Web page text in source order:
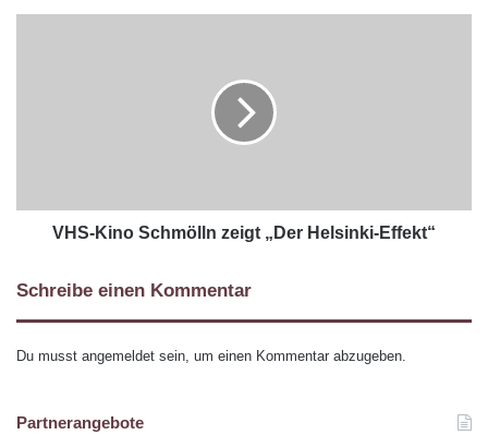
VHS-Kino Schmölln zeigt „Der Helsinki-Effekt“
Schreibe einen Kommentar
Du musst angemeldet sein, um einen Kommentar abzugeben.
Partnerangebote